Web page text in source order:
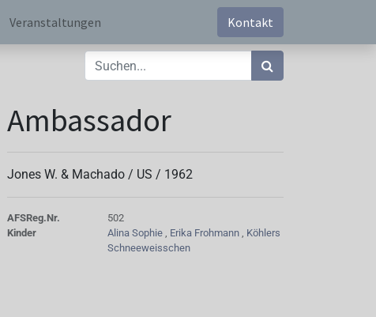
Veranstaltungen Kontakt
Ambassador
Jones W. & Machado / US / 1962
AFSReg.Nr.
502
Kinder
Alina Sophie , Erika Frohmann , Köhlers
Schneeweisschen